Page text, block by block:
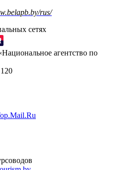
rus/
сетях
агентство по